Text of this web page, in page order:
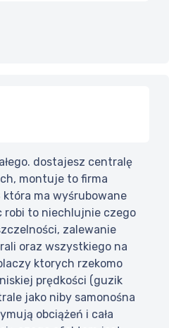
dostajesz centralę
montuje to firma
która ma wyśrubowane
robi to niechlujnie czego
zalewanie
oraz wszystkiego na
ktorych rzekomo
prędkości (guzik
jako niby samonośna
obciążeń i cała